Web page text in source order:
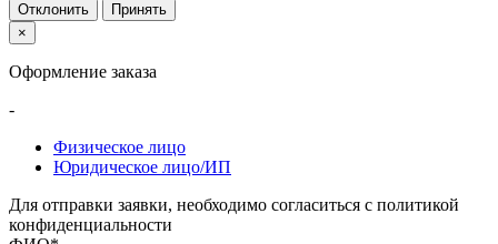
Отклонить
Принять
×
Оформление заказа
-
Физическое лицо
Юридическое лицо/ИП
Для отправки заявки, необходимо согласиться с политикой
конфиденциальности